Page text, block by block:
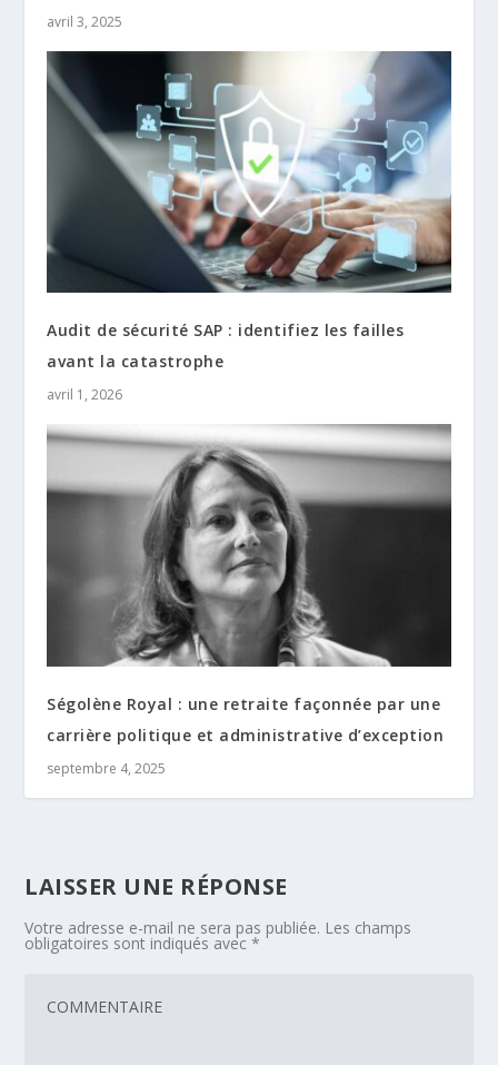
avril 3, 2025
Audit de sécurité SAP : identifiez les failles
avant la catastrophe
avril 1, 2026
Ségolène Royal : une retraite façonnée par une
carrière politique et administrative d’exception
septembre 4, 2025
LAISSER UNE RÉPONSE
Votre adresse e-mail ne sera pas publiée. Les champs
obligatoires sont indiqués avec*